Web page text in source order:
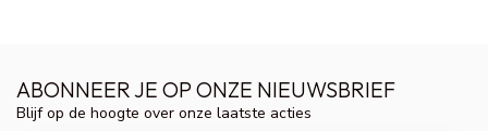
ABONNEER JE OP ONZE NIEUWSBRIEF
Blijf op de hoogte over onze laatste acties